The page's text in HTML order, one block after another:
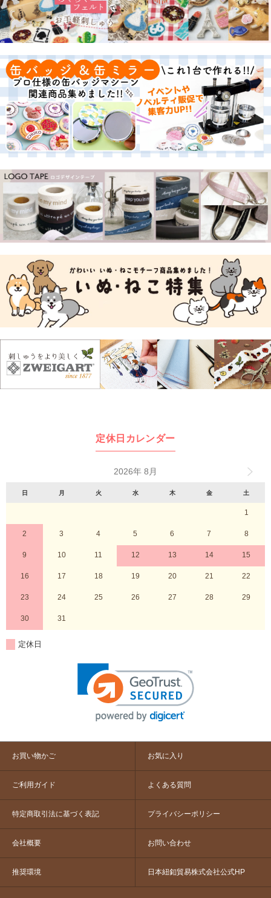
定休日カレンダー
2026年 8月
日 月 火 水 木 金 土
1
2 3 4 5 6 7 8
9 10 11 12 13 14 15
16 17 18 19 20 21 22
23 24 25 26 27 28 29
30 31
定休日
お買い物かご お気に入り
ご利用ガイド よくある質問
特定商取引法に基づく表記 プライバシーポリシー
会社概要 お問い合わせ
推奨環境 日本紐釦貿易株式会社公式HP